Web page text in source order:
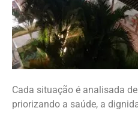
Cada situação é analisada
priorizando a saúde, a